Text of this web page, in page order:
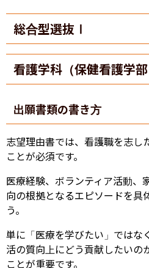
総合型選抜Ⅰ
看護学科（保健看護学部
出願書類の書き方
志望理由書では、看護職を志し
ことが必須です。
医療経験、ボランティア活動、
向の根拠となるエピソードを具
う。
単に「医療を学びたい」ではな
活の質向上にどう貢献したいの
ことが重要です。